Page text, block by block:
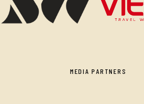
MEDIA PARTNERS